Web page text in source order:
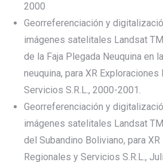
2000
Georreferenciación y
imágenes satelitales Landsat
de la Faja Plegada Neuquina en
neuquina, para XR Exploraciones
Servicios S.R.L., 2000-2001.
Georreferenciación y
imágenes satelitales Landsat
del Subandino Boliviano, para
Regionales y Servicios S.R.L.,